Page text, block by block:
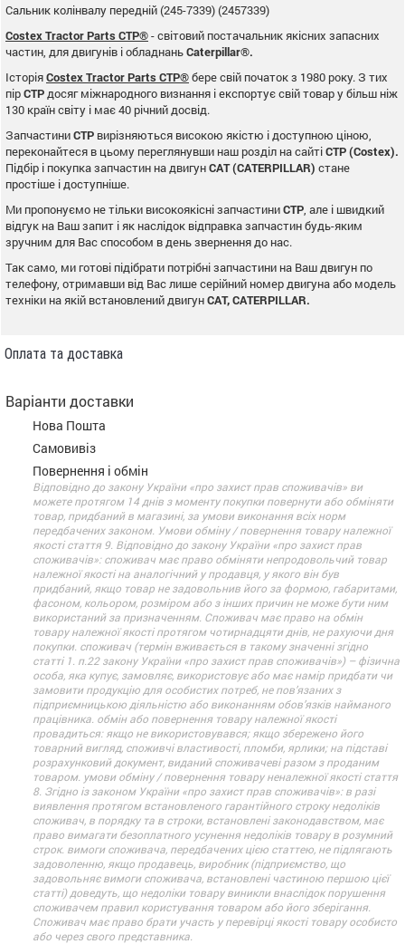
Сальник колінвалу передній (245-7339) (2457339)
Costex Tractor Parts CTP®- світовий постачальник якісних запасних
частин, для двигунів і обладнаньCaterpillar®.
ІсторіяCostex Tractor Parts CTP®бере свій початок з 1980 року. З тих
пірCTP досяг міжнародного визнання і експортує свій товар у більш ніж
130 країн світу і має 40 річний досвід.
ЗапчастиниCTP вирізняються високою якістю і доступною ціною,
переконайтеся в цьому переглянувши наш розділ на сайтіCTP (Costex).
Підбір і покупка запчастин на двигунCAT (CATERPILLAR) стане
простіше і доступніше.
Ми пропонуємо не тільки високоякісні запчастиниCTP , але і швидкий
відгук на Ваш запит і як наслідок відправка запчастин будь-яким
зручним для Вас способом в день звернення до нас.
Так само, ми готові підібрати потрібні запчастини на Ваш двигун по
телефону, отримавши від Вас лише серійний номер двигуна або модель
техніки на якій встановлений двигунCAT, CATERPILLAR.
Оплата та доставка
Варіанти доставки
Нова Пошта
Самовивіз
Повернення і обмін
Відповідно до закону України «про захист прав споживачів» ви
можете протягом 14 днів з моменту покупки повернути або обміняти
товар, придбаний в магазині, за умови виконання всіх норм
передбачених законом. Умови обміну / повернення товару належної
якості стаття 9. Відповідно до закону України «про захист прав
споживачів»: споживач має право обміняти непродовольчий товар
належної якості на аналогічний у продавця, у якого він був
придбаний, якщо товар не задовольнив його за формою, габаритами,
фасоном, кольором, розміром або з інших причин не може бути ним
використаний за призначенням. Споживач має право на обмін
товару належної якості протягом чотирнадцяти днів, не рахуючи дня
покупки. споживач (термін вживається в такому значенні згідно
статті 1. п.22 закону України «про захист прав споживачів») – фізична
особа, яка купує, замовляє, використовує або має намір придбати чи
замовити продукцію для особистих потреб, не пов’язаних з
підприємницькою діяльністю або виконанням обов’язків найманого
працівника. обмін або повернення товару належної якості
провадиться: якщо не використовувався; якщо збережено його
товарний вигляд, споживчі властивості, пломби, ярлики; на підставі
розрахунковий документ, виданий споживачеві разом з проданим
товаром. умови обміну / повернення товару неналежної якості стаття
8. Згідно із законом України «про захист прав споживачів»: в разі
виявлення протягом встановленого гарантійного строку недоліків
споживач, в порядку та в строки, встановлені законодавством, має
право вимагати безоплатного усунення недоліків товару в розумний
строк. вимоги споживача, передбачених цією статтею, не підлягають
задоволенню, якщо продавець, виробник (підприємство, що
задовольняє вимоги споживача, встановлені частиною першою цієї
статті) доведуть, що недоліки товару виникли внаслідок порушення
споживачем правил користування товаром або його зберігання.
Споживач має право брати участь у перевірці якості товару особисто
або через свого представника.